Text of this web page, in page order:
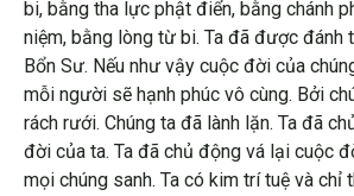
bi, bằng tha lực phật điển, bằng chánh
niệm, bằng lòng từ bi. Ta đã được
Bổn Sư. Nếu như vậy cuộc đời của
mỗi người sẽ hạnh phúc vô cùng. Bởi
rách rưới. Chúng ta đã lành lặn. Ta đã
đời của ta. Ta đã chủ động vá lại cuộc
mọi chúng sanh. Ta có kim trí tuệ và chỉ